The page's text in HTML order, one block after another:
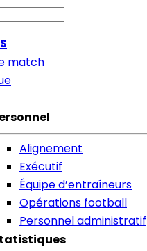
match
Alignement
Exécutif
Équipe d’entraîneurs
Opérations football
Personnel administratif